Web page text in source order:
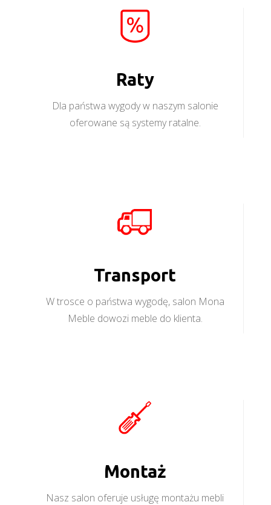
Raty
Dla państwa wygody w naszym salonie
oferowane są systemy ratalne.
Transport
W trosce o państwa wygodę, salon Mona
Meble dowozi meble do klienta.
Montaż
Nasz salon oferuje usługę montażu mebli